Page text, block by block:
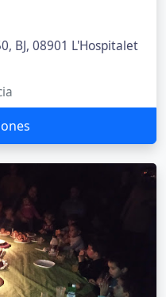
BJ, 08901 L'Hospitalet